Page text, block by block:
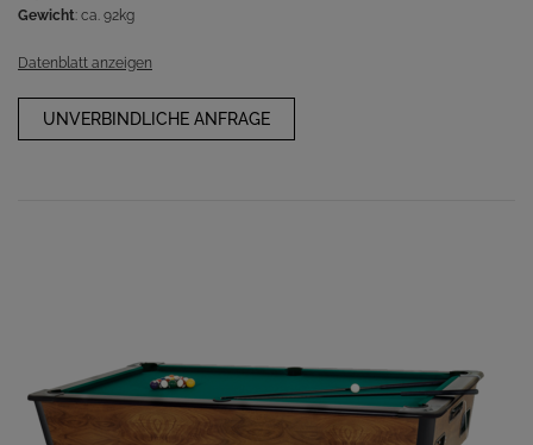
Gewicht: ca. 92kg
Datenblatt anzeigen
UNVERBINDLICHE ANFRAGE